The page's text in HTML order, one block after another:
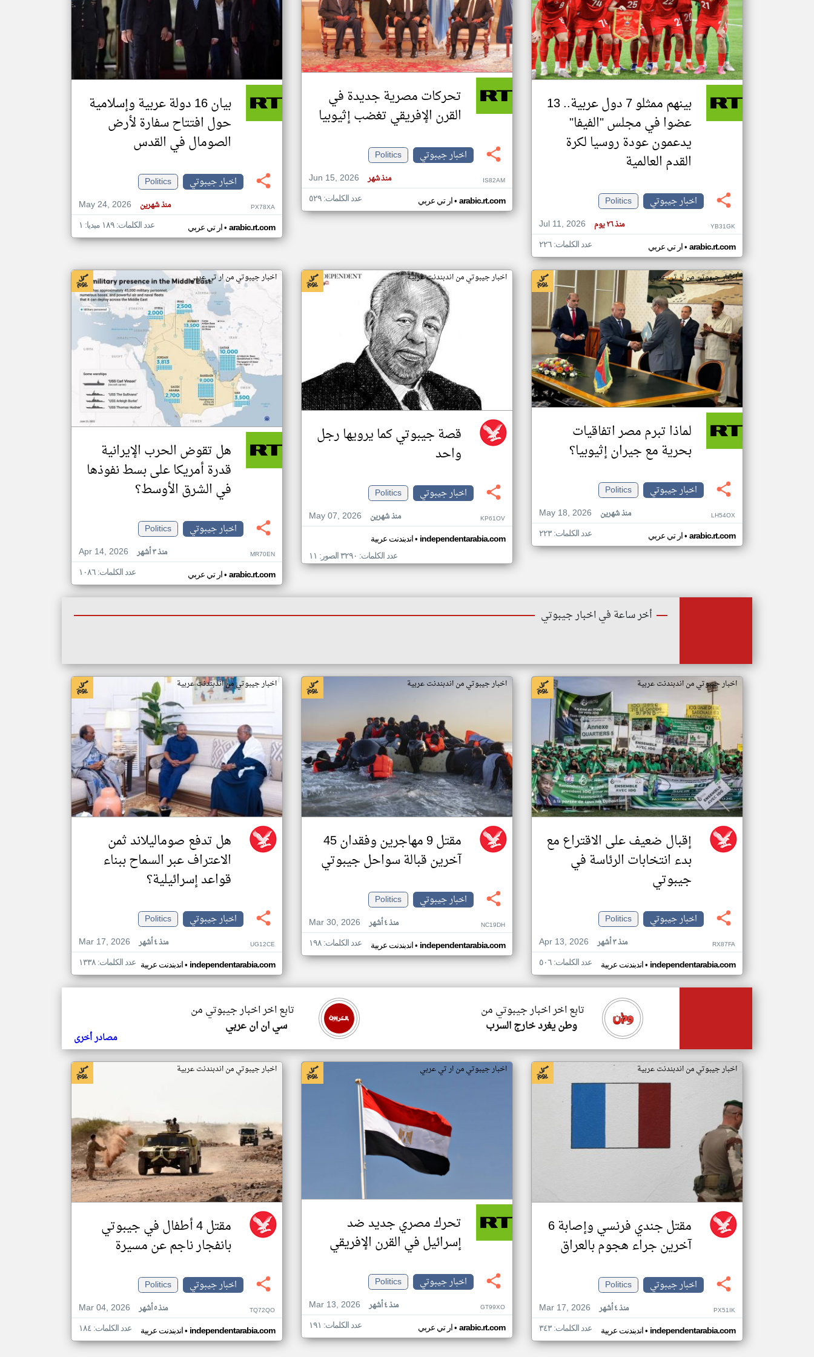
تغيير الدولة
مصادر الأخبار من جيبوتي
اخبار جيبوتي على مدار الساعة
بينهم ممثلو 7 دول عربية.. 13
عضوا في مجلس "الفيفا"
يدعمون عودة روسيا لكرة
القدم العالمية
اخبار جيبوتي
Politics
Jul 11, 2026
منذ ٢٦ يوم YB31GK
ار تي عربي• arabic.rt.com عدد الكلمات: ٢٢٦
تحركات مصرية جديدة في
القرن الإفريقي تغضب إثيوبيا
اخبار جيبوتي
Politics
Jun 15, 2026
منذ شهر IS82AM
ار تي عربي• arabic.rt.com عدد الكلمات: ٥٢٩
بيان 16 دولة عربية وإسلامية
حول افتتاح سفارة لأرض
الصومال في القدس
اخبار جيبوتي
Politics
May 24, 2026
منذ شهرين PX78XA
ار تي عربي• arabic.rt.com عدد الكلمات: ١٨٩ ميديا: ١
اخبار جيبوتي من ار تي عربي
لماذا تبرم مصر اتفاقيات
بحرية مع جيران إثيوبيا؟
اخبار جيبوتي
Politics
May 18, 2026
منذ شهرين LH54OX
ار تي عربي• arabic.rt.com عدد الكلمات: ٢٢٣
اخبار جيبوتي من اندبندنت عربية
قصة جيبوتي كما يرويها رجل
واحد
اخبار جيبوتي
Politics
May 07, 2026
منذ شهرين KP61OV
اندبندنت عربية• independentarabia.com
عدد الكلمات: ٣٢٩٠ الصور: ١١
اخبار جيبوتي من ار تي عربي
هل تقوض الحرب الإيرانية
قدرة أمريكا على بسط نفوذها
في الشرق الأوسط؟
اخبار جيبوتي
Politics
Apr 14, 2026
منذ ٣ أشهر MR70EN
ار تي عربي• arabic.rt.com عدد الكلمات: ١٠٨٦
أخر ساعة في اخبار جيبوتي
اخبار جيبوتي من اندبندنت عربية
إقبال ضعيف على الاقتراع مع
بدء انتخابات الرئاسة في
جيبوتي
اخبار جيبوتي
Politics
Apr 13, 2026
منذ ٣ أشهر RX87FA
اندبندنت عربية• independentarabia.com عدد الكلمات: ٥٠٦
اخبار جيبوتي من اندبندنت عربية
مقتل 9 مهاجرين وفقدان 45
آخرين قبالة سواحل جيبوتي
اخبار جيبوتي
Politics
Mar 30, 2026
منذ ٤ أشهر NC19DH
اندبندنت عربية• independentarabia.com عدد الكلمات: ١٩٨
اخبار جيبوتي من اندبندنت عربية
هل تدفع صوماليلاند ثمن
الاعتراف عبر السماح ببناء
قواعد إسرائيلية؟
اخبار جيبوتي
Politics
Mar 17, 2026
منذ ٤ أشهر UG12CE
اندبندنت عربية• independentarabia.com عدد الكلمات: ١٣٣٨
تابع اخر اخبار جيبوتي من
سي ان ان عربي
تابع اخر اخبار جيبوتي من
وطن يغرد خارج السرب
مصادر أخرى
اخبار جيبوتي من اندبندنت عربية
مقتل جندي فرنسي وإصابة 6
آخرين جراء هجوم بالعراق
اخبار جيبوتي
Politics
Mar 17, 2026
منذ ٤ أشهر PX51IK
اندبندنت عربية• independentarabia.com عدد الكلمات: ٣٤٣
اخبار جيبوتي من ار تي عربي
تحرك مصري جديد ضد
إسرائيل في القرن الإفريقي
اخبار جيبوتي
Politics
Mar 13, 2026
منذ ٤ أشهر GT99XO
ار تي عربي• arabic.rt.com عدد الكلمات: ١٩١
اخبار جيبوتي من اندبندنت عربية
مقتل 4 أطفال في جيبوتي
بانفجار ناجم عن مسيرة
اخبار جيبوتي
Politics
Mar 04, 2026
منذ ٥ أشهر TQ72QO
اندبندنت عربية• independentarabia.com عدد الكلمات: ١٨٤
klyoum.com